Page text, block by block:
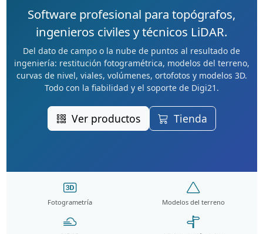
Software profesional para topógrafos,
ingenieros civiles y técnicos LiDAR.
Del dato de campo o la nube de puntos al resultado de
ingeniería: restitución fotogramétrica, modelos del terreno,
curvas de nivel, viales, volúmenes, ortofotos y modelos 3D.
Todo con la fiabilidad y el soporte de Digi21.
Ver productos Tienda
Fotogrametría Modelos del terreno